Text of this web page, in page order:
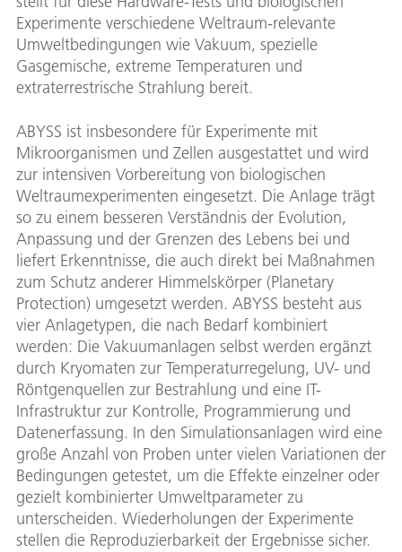
Experimente verschiedene Weltraum-relevante
Umweltbedingungen wie Vakuum, spezielle
Gasgemische, extreme Temperaturen und
extraterrestrische Strahlung bereit.
ABYSS ist insbesondere für Experimente mit
Mikroorganismen und Zellen ausgestattet und wird
zur intensiven Vorbereitung von biologischen
Weltraumexperimenten eingesetzt. Die Anlage trägt
so zu einem besseren Verständnis der Evolution,
Anpassung und der Grenzen des Lebens bei und
liefert Erkenntnisse, die auch direkt bei Maßnahmen
zum Schutz anderer Himmelskörper (Planetary
Protection) umgesetzt werden. ABYSS besteht aus
vier Anlagetypen, die nach Bedarf kombiniert
werden: Die Vakuumanlagen selbst werden ergänzt
durch Kryomaten zur Temperaturregelung, UV- und
Röntgenquellen zur Bestrahlung und eine IT-
Infrastruktur zur Kontrolle, Programmierung und
Datenerfassung. In den Simulationsanlagen wird eine
große Anzahl von Proben unter vielen Variationen der
Bedingungen getestet, um die Effekte einzelner oder
gezielt kombinierter Umweltparameter zu
unterscheiden. Wiederholungen der Experimente
stellen die Reproduzierbarkeit der Ergebnisse sicher.